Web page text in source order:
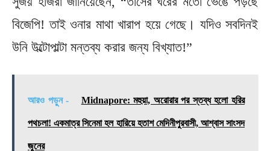
বিজেপি! তাই ওনার মাথা খারাপ হয়ে গেছে। যদিও সবদিনই
উনি উল্টোপাল্টা মন্তব্য করার জন্য বিখ্যাত!”
আরও পড়ুন - Midnapore: মহুয়া, অরোরার পর স্তব্ধ হলো হরির
পথচলা! একমাত্র সিনেমা হল হারিয়ে হতাশ মেদিনীপুরবাসী, আশ্বাস সাংসদ
জুনের